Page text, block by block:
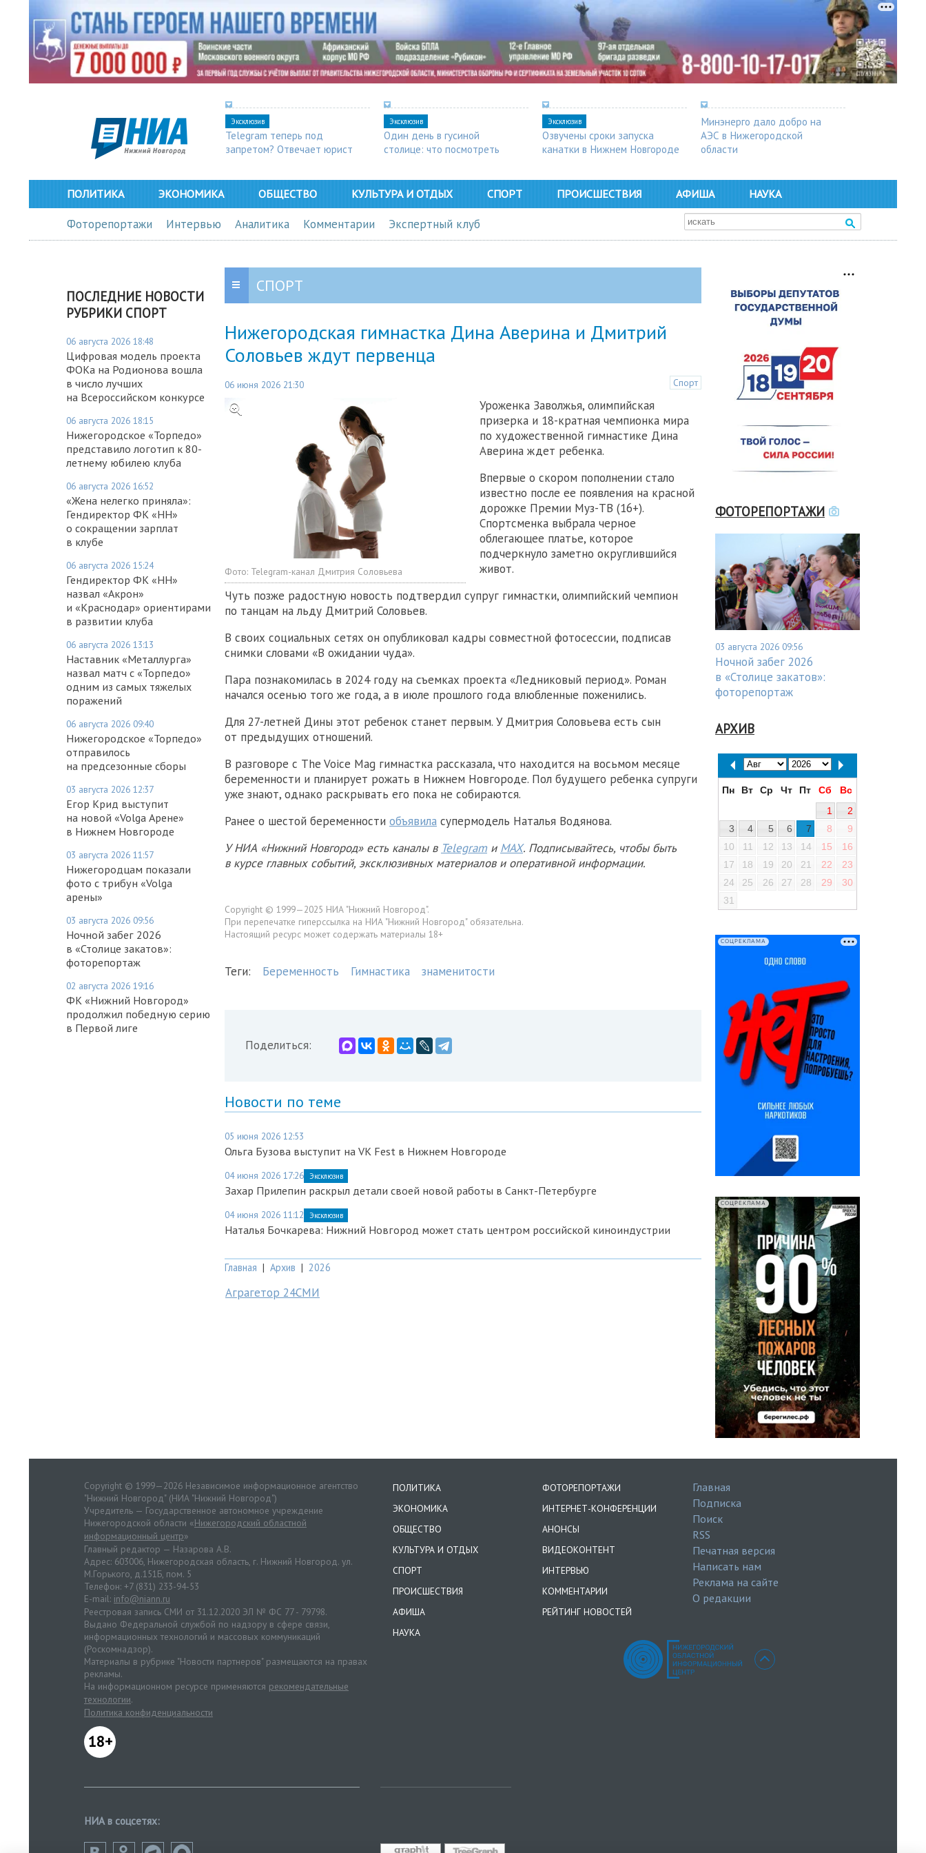
Эксклюзив
Telegram теперь под
запретом? Отвечает юрист
Эксклюзив
Один день в гусиной
столице: что посмотреть
Эксклюзив
Озвучены сроки запуска
канатки в Нижнем Новгороде
Минэнерго дало добро на
АЭС в Нижегородской
области
ПОЛИТИКА ЭКОНОМИКА ОБЩЕСТВО КУЛЬТУРА И ОТДЫХ СПОРТ ПРОИСШЕСТВИЯ АФИША НАУКА
Фоторепортажи Интервью Аналитика Комментарии Экспертный клуб
ПОСЛЕДНИЕ НОВОСТИ
РУБРИКИ СПОРТ
06 августа 2026 18:48
Цифровая модель проекта
ФОКа на Родионова вошла
в число лучших
на Всероссийском конкурсе
06 августа 2026 18:15
Нижегородское «Торпедо»
представило логотип к 80-
летнему юбилею клуба
06 августа 2026 16:52
«Жена нелегко приняла»:
Гендиректор ФК «НН»
о сокращении зарплат
в клубе
06 августа 2026 15:24
Гендиректор ФК «НН»
назвал «Акрон»
и «Краснодар» ориентирами
в развитии клуба
06 августа 2026 13:13
Наставник «Металлурга»
назвал матч с «Торпедо»
одним из самых тяжелых
поражений
06 августа 2026 09:40
Нижегородское «Торпедо»
отправилось
на предсезонные сборы
03 августа 2026 12:37
Егор Крид выступит
на новой «Volga Арене»
в Нижнем Новгороде
03 августа 2026 11:57
Нижегородцам показали
фото с трибун «Volga
арены»
03 августа 2026 09:56
Ночной забег 2026
в «Столице закатов»:
фоторепортаж
02 августа 2026 19:16
ФК «Нижний Новгород»
продолжил победную серию
в Первой лиге
СПОРТ
Нижегородская гимнастка Дина Аверина и Дмитрий
Соловьев ждут первенца
06 июня 2026 21:30 Спорт
Фото: Telegram-канал Дмитрия Соловьева
Уроженка Заволжья, олимпийская
призерка и 18-кратная чемпионка мира
по художественной гимнастике Дина
Аверина ждет ребенка.
Впервые о скором пополнении стало
известно после ее появления на красной
дорожке Премии Муз-ТВ (16+).
Спортсменка выбрала черное
облегающее платье, которое
подчеркнуло заметно округлившийся
живот.
Чуть позже радостную новость подтвердил супруг гимнастки, олимпийский чемпион
по танцам на льду Дмитрий Соловьев.
В своих социальных сетях он опубликовал кадры совместной фотосессии, подписав
снимки словами «В ожидании чуда».
Пара познакомилась в 2024 году на съемках проекта «Ледниковый период». Роман
начался осенью того же года, а в июле прошлого года влюбленные поженились.
Для 27-летней Дины этот ребенок станет первым. У Дмитрия Соловьева есть сын
от предыдущих отношений.
В разговоре с The Voice Mag гимнастка рассказала, что находится на восьмом месяце
беременности и планирует рожать в Нижнем Новгороде. Пол будущего ребенка супруги
уже знают, однако раскрывать его пока не собираются.
Ранее о шестой беременности объявила супермодель Наталья Водянова.
У НИА «Нижний Новгород» есть каналы в Telegram и MAX. Подписывайтесь, чтобы быть
в курсе главных событий, эксклюзивных материалов и оперативной информации.
Copyright © 1999—2025 НИА "Нижний Новгород".
При перепечатке гиперссылка на НИА "Нижний Новгород" обязательна.
Настоящий ресурс может содержать материалы 18+
Теги: Беременность Гимнастика знаменитости
Поделиться:
Новости по теме
05 июня 2026 12:53
Ольга Бузова выступит на VK Fest в Нижнем Новгороде
04 июня 2026 17:26 Эксклюзив
Захар Прилепин раскрыл детали своей новой работы в Санкт-Петербурге
04 июня 2026 11:12 Эксклюзив
Наталья Бочкарева: Нижний Новгород может стать центром российской киноиндустрии
Главная | Архив | 2026
Аграгетор 24СМИ
ФОТОРЕПОРТАЖИ
03 августа 2026 09:56
Ночной забег 2026
в «Столице закатов»:
фоторепортаж
АРХИВ
Пн Вт Ср Чт Пт Сб
Вс
1
2
3
4 5 6 7 8
9
10
11 12 13 14 15
16
17
18 19 20 21 22
23
24
25 26 27 28 29
30
31
СОЦРЕКЛАМА
СОЦРЕКЛАМА
Copyright © 1999—2026 Независимое информационное агентство
"Нижний Новгород" (НИА "Нижний Новгород")
Учредитель — Государственное автономное учреждение
Нижегородской области «Нижегородский областной
информационный центр»
Главный редактор — Назарова А.В.
Адрес: 603006, Нижегородская область, г. Нижний Новгород. ул.
М.Горького, д.151Б, пом. 5
Телефон: +7 (831) 233-94-53
E-mail: info@niann.ru
Реестровая запись СМИ от 31.12.2020 ЭЛ № ФС 77 - 79798.
Выдано Федеральной службой по надзору в сфере связи,
информационных технологий и массовых коммуникаций
(Роскомнадзор).
Материалы в рубрике "Новости партнеров" размещаются на правах
рекламы.
На информационном ресурсе применяются рекомендательные
технологии.
Политика конфиденциальности
18+
ПОЛИТИКА
ЭКОНОМИКА
ОБЩЕСТВО
КУЛЬТУРА И ОТДЫХ
СПОРТ
ПРОИСШЕСТВИЯ
АФИША
НАУКА
ФОТОРЕПОРТАЖИ
ИНТЕРНЕТ-КОНФЕРЕНЦИИ
АНОНСЫ
ВИДЕОКОНТЕНТ
ИНТЕРВЬЮ
КОММЕНТАРИИ
РЕЙТИНГ НОВОСТЕЙ
Главная
Подписка
Поиск
RSS
Печатная версия
Написать нам
Реклама на сайте
О редакции
НИА в соцсетях: